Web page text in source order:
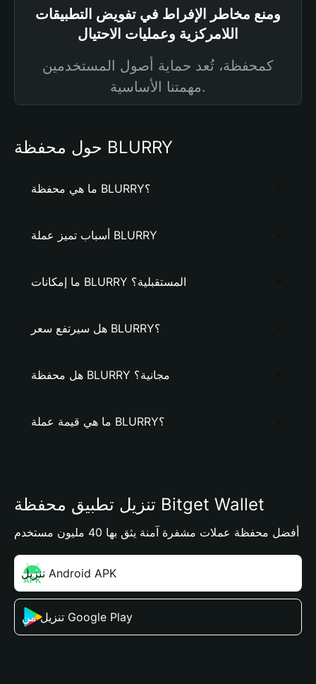
ومنع مخاطر الإفراط في تفويض التطبيقات
اللامركزية وعمليات الاحتيال
كمحفظة، تُعد حماية أصول المستخدمين
مهمتنا الأساسية.
حول محفظة BLURRY
ما هي محفظة BLURRY؟
أسباب تميز عملة BLURRY
ما إمكانات BLURRY المستقبلية؟
هل سيرتفع سعر BLURRY؟
هل محفظة BLURRY مجانية؟
ما هي قيمة عملة BLURRY؟
تنزيل تطبيق محفظة Bitget Wallet
أفضل محفظة عملات مشفرة آمنة يثق بها 40 مليون مستخدم
تنزيل Android APK
تنزيل من Google Play